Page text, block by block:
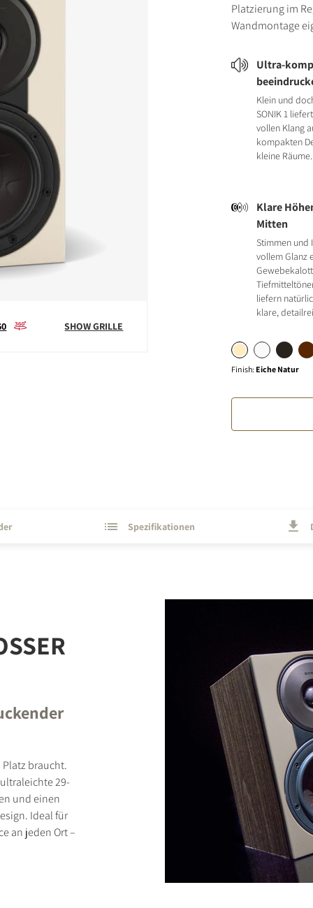
SHOW GRILLE
Platzierung im
Wandmontage
Ultra-
Klein und
SONIK 1
vollen Klang
kompakten
kleine Räume.
Klare
Mitten
Stimmen und
vollem Glanz
liefern
klare,
Finish: Eiche Natur
Spezifikationen
Platz braucht.
29-
und einen
Ideal für
an jeden Ort –